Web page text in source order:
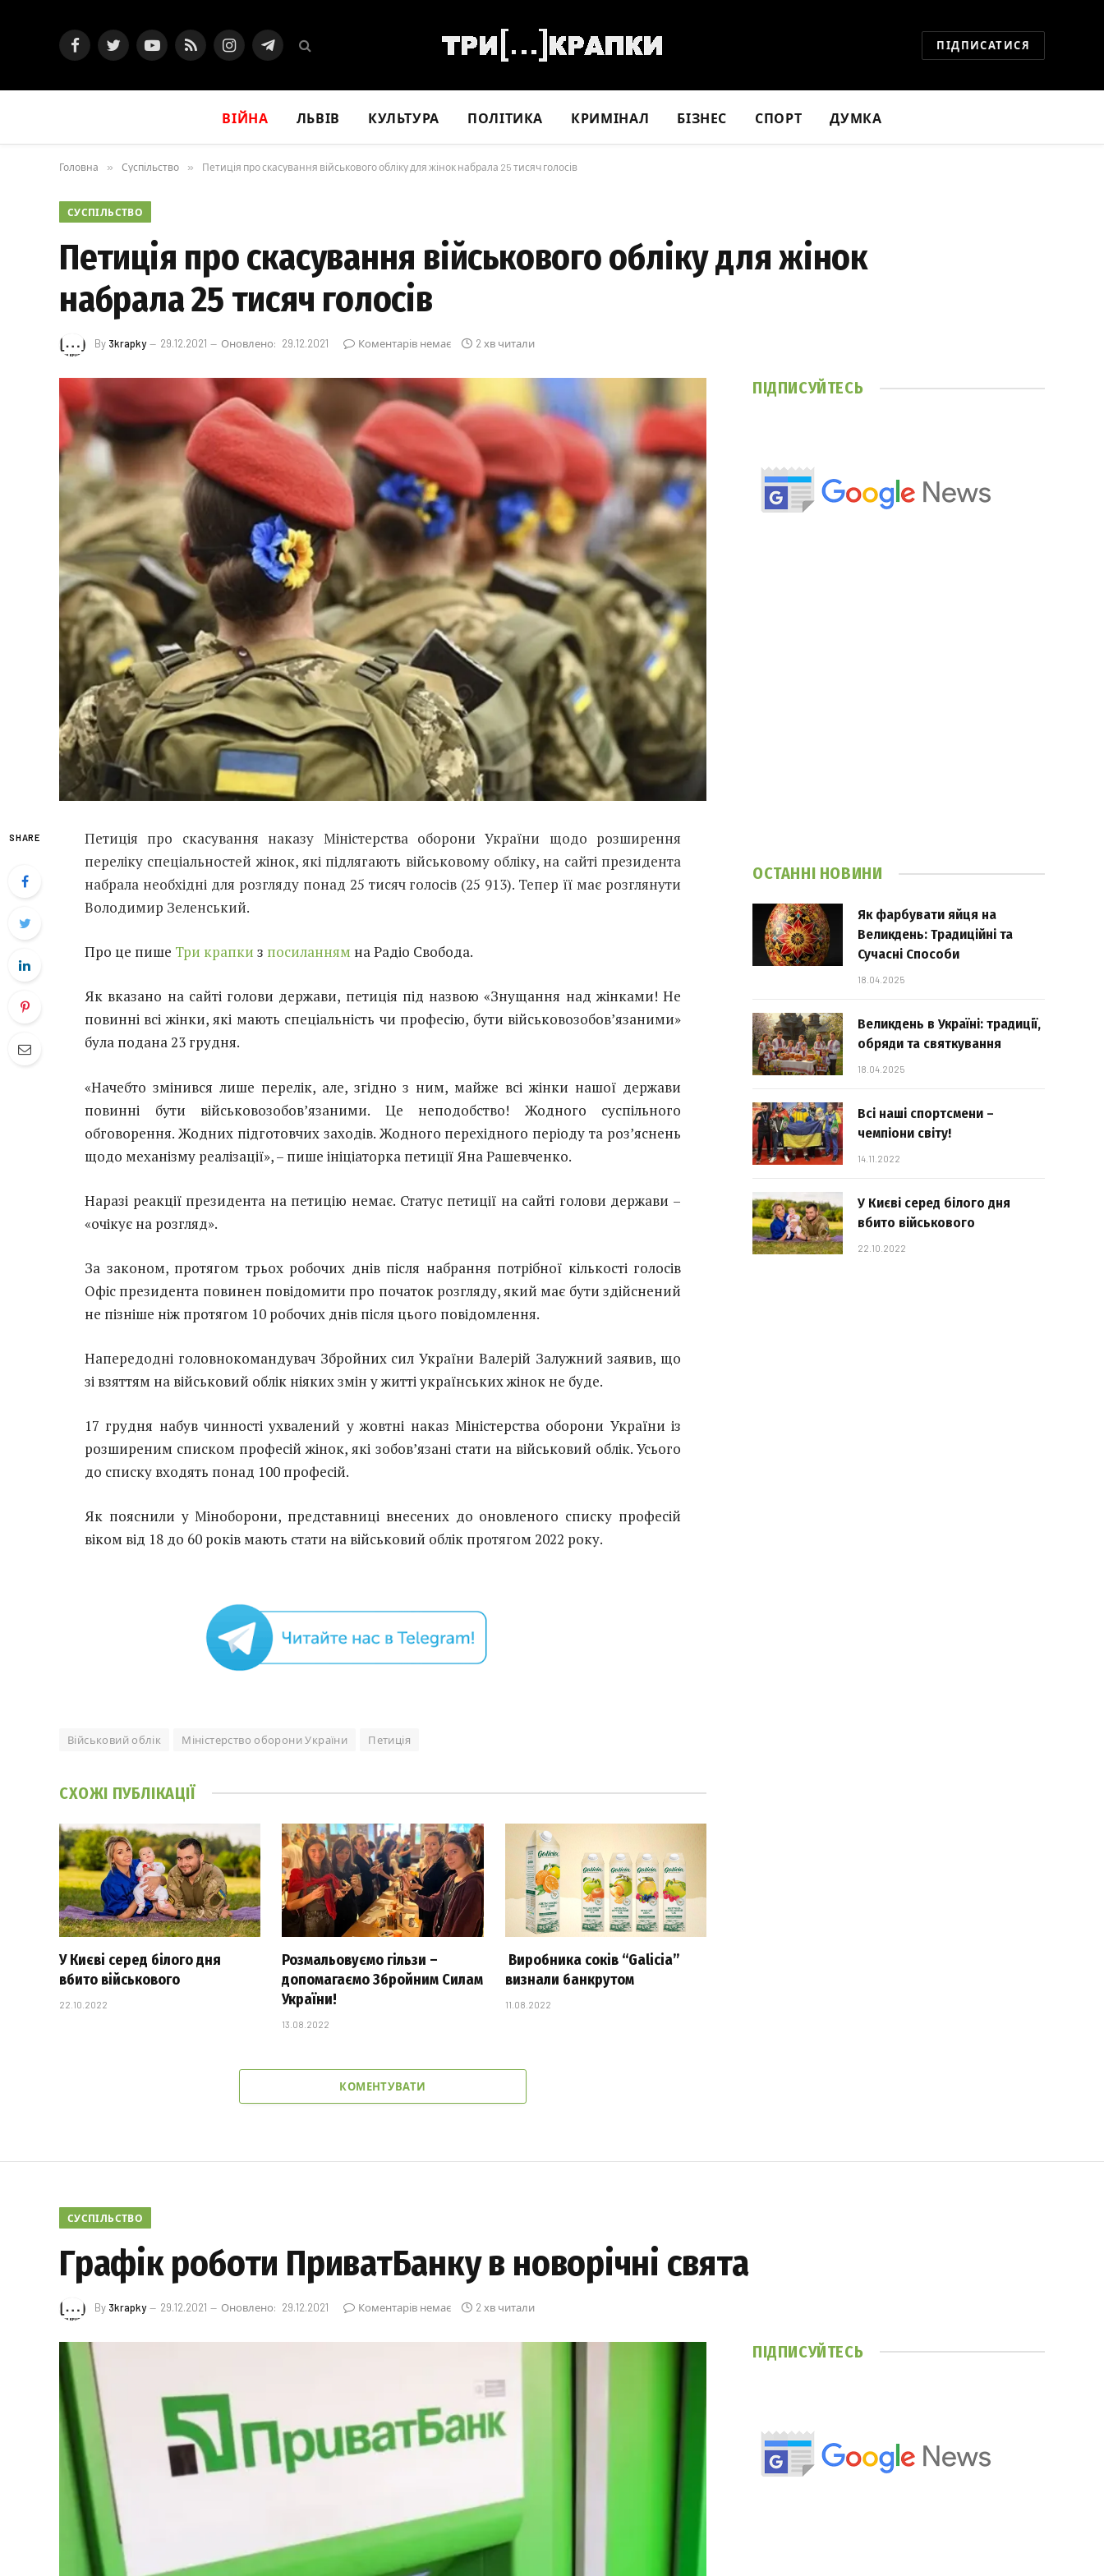
FacebookTwitterYouTubeRSS InstagramTelegram ПІДПИСАТИСЯ
ВІЙНА ЛЬВІВ КУЛЬТУРА ПОЛІТИКА КРИМІНАЛ БІЗНЕС СПОРТ ДУМКА
Головна » Суспільство » Петиція про скасування військового обліку для жінок набрала 25 тисяч голосів
СУСПІЛЬСТВО
Петиція про скасування військового обліку для жінок
набрала 25 тисяч голосів
By 3krapky 29.12.2021 Оновлено: 29.12.2021 Коментарів немає 2 хв читали
SHARE
Петиція про скасування наказу Міністерства оборони України щодо розширення
переліку спеціальностей жінок, які підлягають військовому обліку, на сайті президента
набрала необхідні для розгляду понад 25 тисяч голосів (25 913). Тепер її має розглянути
Володимир Зеленський.
Про це пише Три крапки з посиланням на Радіо Свобода.
Як вказано на сайті голови держави, петиція під назвою «Знущання над жінками! Не
повинні всі жінки, які мають спеціальність чи професію, бути військовозобов’язаними»
була подана 23 грудня.
«Начебто змінився лише перелік, але, згідно з ним, майже всі жінки нашої держави
повинні бути військовозобов’язаними. Це неподобство! Жодного суспільного
обговорення. Жодних підготовчих заходів. Жодного перехідного періоду та роз’яснень
щодо механізму реалізації», – пише ініціаторка петиції Яна Рашевченко.
Наразі реакції президента на петицію немає. Статус петиції на сайті голови держави –
«очікує на розгляд».
За законом, протягом трьох робочих днів після набрання потрібної кількості голосів
Офіс президента повинен повідомити про початок розгляду, який має бути здійснений
не пізніше ніж протягом 10 робочих днів після цього повідомлення.
Напередодні головнокомандувач Збройних сил України Валерій Залужний заявив, що
зі взяттям на військовий облік ніяких змін у житті українських жінок не буде.
17 грудня набув чинності ухвалений у жовтні наказ Міністерства оборони України із
розширеним списком професій жінок, які зобов’язані стати на військовий облік. Усього
до списку входять понад 100 професій.
Як пояснили у Міноборони, представниці внесених до оновленого списку професій
віком від 18 до 60 років мають стати на військовий облік протягом 2022 року.
Військовий облік Міністерство оборони України Петиція
СХОЖІ ПУБЛІКАЦІЇ
У Києві серед білого дня
вбито військового
22.10.2022
Розмальовуємо гільзи –
допомагаємо Збройним Силам
України!
13.08.2022
Виробника соків “Galicia”
визнали банкрутом
11.08.2022
КОМЕНТУВАТИ
ПІДПИСУЙТЕСЬ
ОСТАННІ НОВИНИ
Як фарбувати яйця на
Великдень: Традиційні та
Сучасні Способи
18.04.2025
Великдень в Україні: традиції,
обряди та святкування
18.04.2025
Всі наші спортсмени –
чемпіони світу!
14.11.2022
У Києві серед білого дня
вбито військового
22.10.2022
СУСПІЛЬСТВО
Графік роботи ПриватБанку в новорічні свята
By 3krapky 29.12.2021 Оновлено: 29.12.2021 Коментарів немає 2 хв читали
ПІДПИСУЙТЕСЬ